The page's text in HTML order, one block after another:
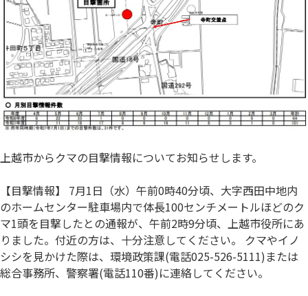
上越市からクマの目撃情報についてお知らせします。
【目撃情報】 7月1日（水）午前0時40分頃、大字西田中地内
のホームセンター駐車場内で体長100センチメートルほどのク
マ1頭を目撃したとの通報が、午前2時9分頃、上越市役所にあ
りました。付近の方は、十分注意してください。 クマやイノ
シシを見かけた際は、環境政策課(電話025-526-5111)または
総合事務所、警察署(電話110番)に連絡してください。